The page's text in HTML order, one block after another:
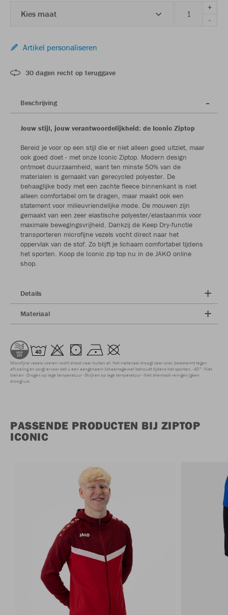
Kies maat
+
-
Artikel personaliseren
30 dagen recht op teruggave
Beschrijving
Jouw stijl, jouw verantwoordelijkheid: de Iconic Ziptop
Bereid je voor op een stijl die er niet alleen goed uitziet, maar
ook goed doet - met onze Iconic Ziptop. Modern design
ontmoet duurzaamheid, want ten minste 50% van de
materialen is gemaakt van gerecycled polyester. De
behaaglijke body met een zachte fleece binnenkant is niet
alleen comfortabel om te dragen, maar maakt ook een
statement voor milieuvriendelijke mode. De mouwen zijn
gemaakt van een zeer elastische polyester/elastaanmix voor
maximale bewegingsvrijheid. Dankzij de Keep Dry-functie
transporteren microfijne vezels vocht direct naar het
oppervlak van de stof. Zo blijft je lichaam comfortabel tijdens
het sporten. Koop de Iconic zip top nu in de JAKO online
shop.
Details
Materiaal
Microfijne vezels voeren vocht direct naar buiten af. Het materiaal droogt zeer snel, beschermt tegen
afkoeling en zorgt ervoor dat u een aangenaam lichaamsgevoel behoudt tijdens het sporten. 40° Niet
bleken Drogen op lage temperatuur Strijken op lage temperatuur Niet chemisch reinigen/geen
droogkuis
PASSENDE PRODUCTEN BIJ ZIPTOP
ICONIC